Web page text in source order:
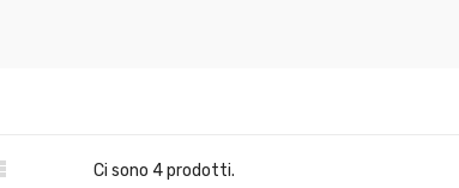
Ci sono 4 prodotti.